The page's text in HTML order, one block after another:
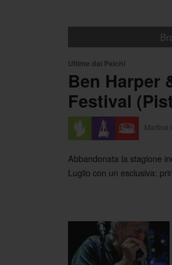
Ultime dai Palchi
Ben Harper
Festival
Martina
Abbandonata la stagione
Luglio con un esclusiva: